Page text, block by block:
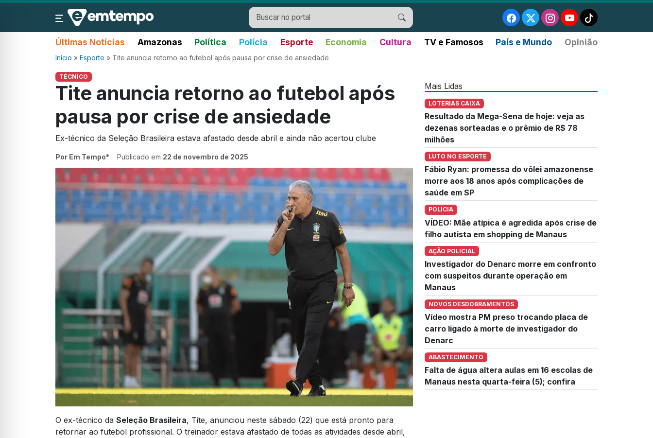
Últimas Notícias Amazonas Política Polícia Esporte Economia Cultura TV e Famosos País e Mundo Opinião
Início » Esporte » Tite anuncia retorno ao futebol após pausa por crise de ansiedade
TÉCNICO
Tite anuncia retorno ao futebol após
pausa por crise de ansiedade
Ex-técnico da Seleção Brasileira estava afastado desde abril e ainda não acertou clube
Por Em Tempo* Publicado em 22 de novembro de 2025
O ex-técnico da Seleção Brasileira, Tite, anunciou neste sábado (22) que está pronto para
retornar ao futebol profissional. O treinador estava afastado de todas as atividades desde abril,
Mais Lidas
LOTERIAS CAIXA
Resultado da Mega-Sena de hoje: veja as
dezenas sorteadas e o prêmio de R$ 78
milhões
LUTO NO ESPORTE
Fábio Ryan: promessa do vôlei amazonense
morre aos 18 anos após complicações de
saúde em SP
POLÍCIA
VÍDEO: Mãe atípica é agredida após crise de
filho autista em shopping de Manaus
AÇÃO POLICIAL
Investigador do Denarc morre em confronto
com suspeitos durante operação em
Manaus
NOVOS DESDOBRAMENTOS
Vídeo mostra PM preso trocando placa de
carro ligado à morte de investigador do
Denarc
ABASTECIMENTO
Falta de água altera aulas em 16 escolas de
Manaus nesta quarta-feira (5); confira